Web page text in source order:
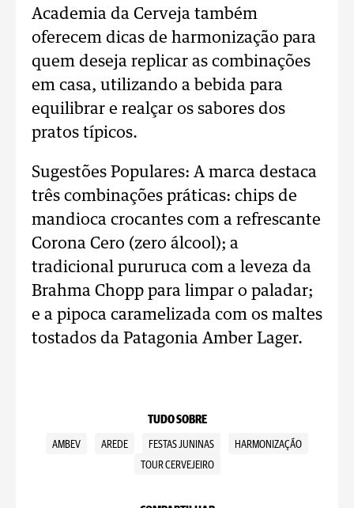
Academia da Cerveja também
oferecem dicas de harmonização para
quem deseja replicar as combinações
em casa, utilizando a bebida para
equilibrar e realçar os sabores dos
pratos típicos.
Sugestões Populares: A marca destaca
três combinações práticas: chips de
mandioca crocantes com a refrescante
Corona Cero (zero álcool); a
tradicional pururuca com a leveza da
Brahma Chopp para limpar o paladar;
e a pipoca caramelizada com os maltes
tostados da Patagonia Amber Lager.
TUDO SOBRE
AMBEV AREDE FESTAS JUNINAS
HARMONIZAÇÃO
TOUR CERVEJEIRO